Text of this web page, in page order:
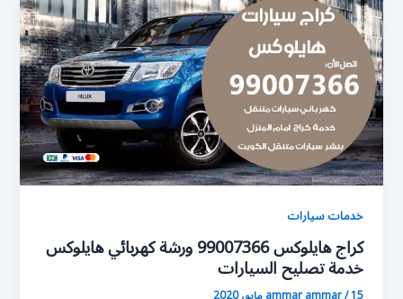
خدمات سيارات
كراج هايلوكس 99007366 ورشة كهربائي هايلوكس
خدمة تصليح السيارات